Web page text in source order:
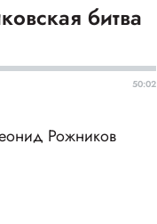
битва
50:02
Рожников